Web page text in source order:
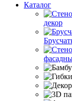
Каталог
декор